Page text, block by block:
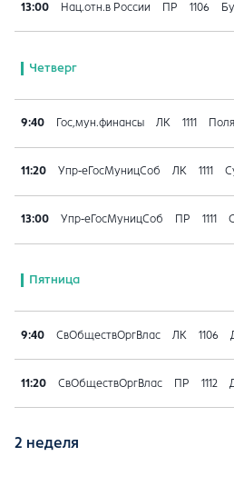
13:00 Нац.отн.в России ПР 1106
Четверг
9:40 Гос,мун.финансы ЛК 1111
11:20 Упр-еГосМуницСоб ЛК 1111
13:00 Упр-еГосМуницСоб ПР 1111
Пятница
9:40 СвОбществОргВлас ЛК 1106
11:20 СвОбществОргВлас ПР 1112
2 неделя